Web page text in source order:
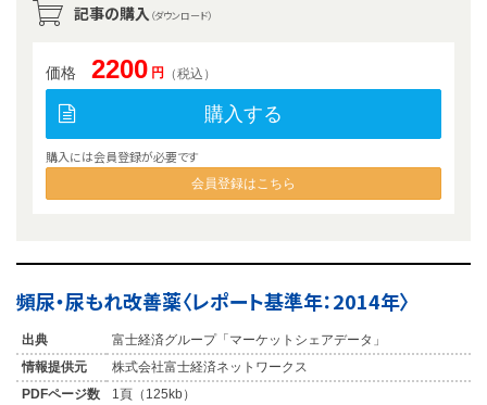
記事の購入 （ダウンロード）
価格 2200 円 （税込）
購入する
購入には会員登録が必要です
会員登録はこちら
頻尿・尿もれ改善薬〈レポート基準年：2014年〉
出典
富士経済グループ「マーケットシェアデータ」
情報提供元
株式会社富士経済ネットワークス
PDFページ数
1頁（125kb）